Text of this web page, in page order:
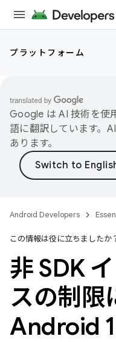
プラットフォーム
Google は AI 技術を使
語に翻訳しています。
あります。
Android Developers
この情報は役に立ちましたか
非 SDK
スの制限
Android